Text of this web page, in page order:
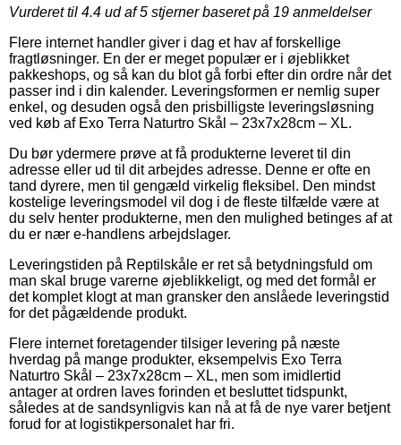
Vurderet til 4.4 ud af 5 stjerner baseret på 19 anmeldelser
Flere internet handler giver i dag et hav af forskellige
fragtløsninger. En der er meget populær er i øjeblikket
pakkeshops, og så kan du blot gå forbi efter din ordre når det
passer ind i din kalender. Leveringsformen er nemlig super
enkel, og desuden også den prisbilligste leveringsløsning
ved køb af Exo Terra Naturtro Skål – 23x7x28cm – XL.
Du bør ydermere prøve at få produkterne leveret til din
adresse eller ud til dit arbejdes adresse. Denne er ofte en
tand dyrere, men til gengæld virkelig fleksibel. Den mindst
kostelige leveringsmodel vil dog i de fleste tilfælde være at
du selv henter produkterne, men den mulighed betinges af at
du er nær e-handlens arbejdslager.
Leveringstiden på Reptilskåle er ret så betydningsfuld om
man skal bruge varerne øjeblikkeligt, og med det formål er
det komplet klogt at man gransker den anslåede leveringstid
for det pågældende produkt.
Flere internet foretagender tilsiger levering på næste
hverdag på mange produkter, eksempelvis Exo Terra
Naturtro Skål – 23x7x28cm – XL, men som imidlertid
antager at ordren laves forinden et besluttet tidspunkt,
således at de sandsynligvis kan nå at få de nye varer betjent
forud for at logistikpersonalet har fri.